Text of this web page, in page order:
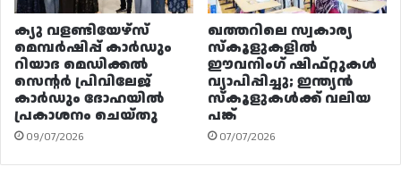
ക്യു വളണ്ടിയേഴ്‌സ്
മെമ്പർഷിപ്പ് കാർഡും
റിയാദ മെഡിക്കൽ
സെന്റർ പ്രിവിലേജ്
കാർഡും ദോഹയിൽ
പ്രകാശനം ചെയ്തു
09/07/2026
ഖത്തറിലെ സ്വകാര്യ
സ്കൂളുകളിൽ
ഈവനിംഗ് ഷിഫ്റ്റുകൾ
വ്യാപിപ്പിച്ചു; ഇന്ത്യൻ
സ്കൂളുകൾക്ക് വലിയ
പങ്ക്
07/07/2026